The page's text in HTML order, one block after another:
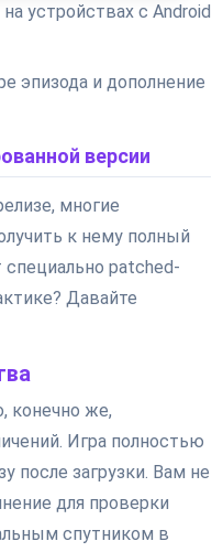
устройствах с Android
эпизода и дополнение
версии
многие
к нему полный
специально patched-
Давайте
конечно же,
Игра полностью
после загрузки. Вам не
для проверки
спутником в